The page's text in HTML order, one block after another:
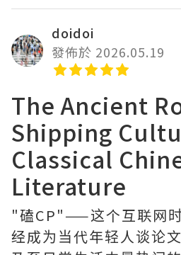
doidoi
發佈於 2026.05.19
The Ancient
Shipping
Classical
Literature
"磕CP"——这个互联网
经成为当代年轻人谈论